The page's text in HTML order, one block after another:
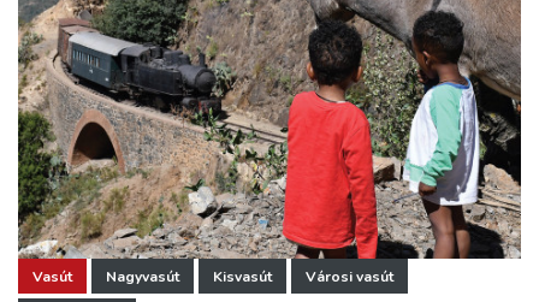
Vasút Nagyvasút Kisvasút Városi vasút